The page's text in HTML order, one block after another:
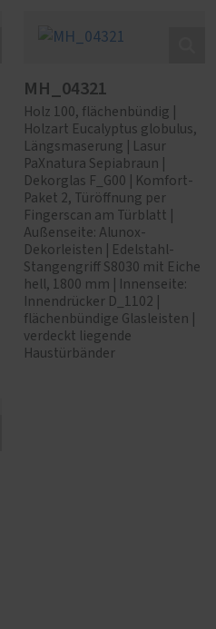
MH_04321
Holz 100, flächenbündig |
Holzart Eucalyptus globulus,
Längsmaserung | Lasur
PaXnatura Sepiabraun |
Dekorglas F_G00 | Komfort-
Paket 2, Türöffnung per
Fingerscan am Türblatt |
Außenseite: Alunox-
Dekorleisten | Edelstahl-
Stangengriff S8030 mit Eiche
hell, 1800 mm | Innenseite:
Innendrücker D_1102 |
flächenbündige Glasleisten |
verdeckt liegende
Haustürbänder